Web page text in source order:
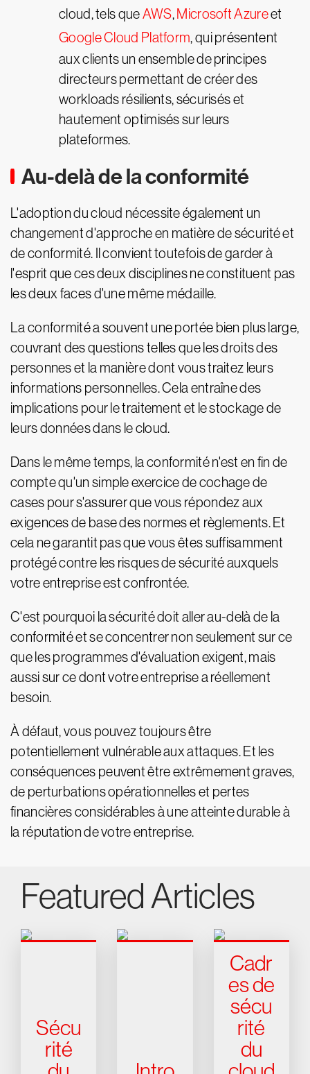
cloud, tels queAWS, Microsoft Azureet
Google Cloud Platform, qui présentent
aux clients un ensemble de principes
directeurs permettant de créer des
workloads résilients, sécurisés et
hautement optimisés sur leurs
plateformes.
Au-delà de la conformité
L'adoption du cloud nécessite également un
changement d'approche en matière de sécurité et
de conformité. Il convient toutefois de garder à
l'esprit que ces deux disciplines ne constituent pas
les deux faces d'une même médaille.
La conformité a souvent une portée bien plus large,
couvrant des questions telles que les droits des
personnes et la manière dont vous traitez leurs
informations personnelles. Cela entraîne des
implications pour le traitement et le stockage de
leurs données dans le cloud.
Dans le même temps, la conformité n'est en fin de
compte qu'un simple exercice de cochage de
cases pour s'assurer que vous répondez aux
exigences de base des normes et règlements. Et
cela ne garantit pas que vous êtes suffisamment
protégé contre les risques de sécurité auxquels
votre entreprise est confrontée.
C'est pourquoi la sécurité doit aller au-delà de la
conformité et se concentrer non seulement sur ce
que les programmes d'évaluation exigent, mais
aussi sur ce dont votre entreprise a réellement
besoin.
À défaut, vous pouvez toujours être
potentiellement vulnérable aux attaques. Et les
conséquences peuvent être extrêmement graves,
de perturbations opérationnelles et pertes
financières considérables à une atteinte durable à
la réputation de votre entreprise.
Featured Articles
Sécu
rité
Cadr
es de
sécu
rité
du